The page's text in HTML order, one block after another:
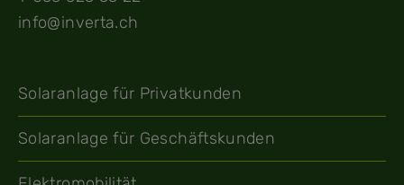
info@inverta.ch
Solaranlage für Privatkunden
Solaranlage für Geschäftskunden